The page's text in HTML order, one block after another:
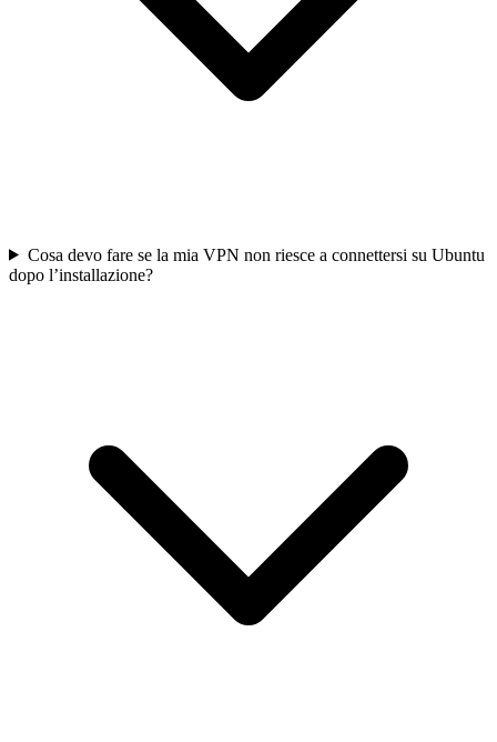
Cosa devo fare se la mia VPN non riesce a connettersi su Ubuntu
dopo l’installazione?